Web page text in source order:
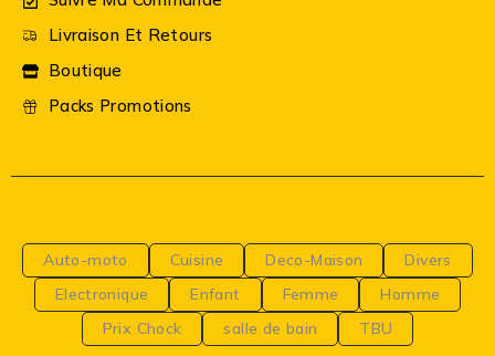
Livraison Et Retours
Boutique
Packs Promotions
Auto-moto Cuisine Deco-Maison
Divers
Electronique
Enfant Femme
Homme
Prix Chock
salle de bain TBU